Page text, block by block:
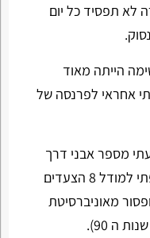
לא תפסיד כל יום
הייתה מאוד
אחראי לפרנסה של
מספר אבני דרך
שדרכם נצטרך לעבור. לימים נחשפתי למודל 8 הצעדים
מאוניברסיטת